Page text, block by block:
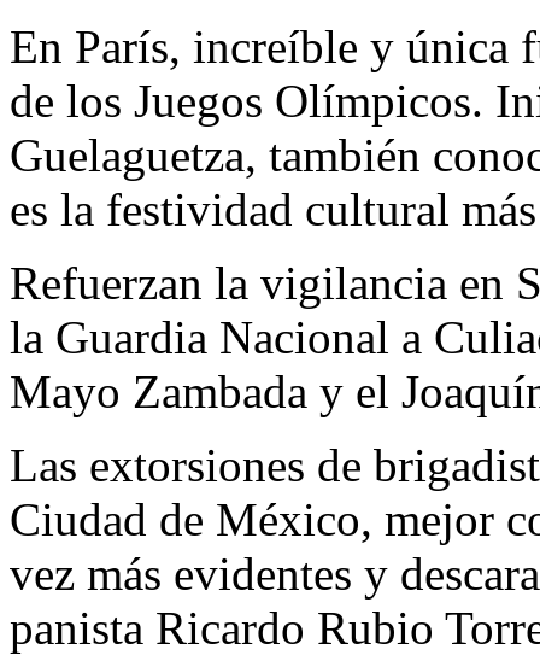
En París, increíble y única
de los Juegos Olímpicos.
Guelaguetza, también
es la festividad cultural
Refuerzan la vigilancia en
la Guardia Nacional a
Mayo Zambada y el
Las extorsiones de
Ciudad de México, mejor
vez más evidentes y
panista Ricardo Rubio